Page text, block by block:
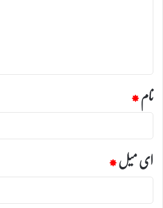
نام*
ای میل*